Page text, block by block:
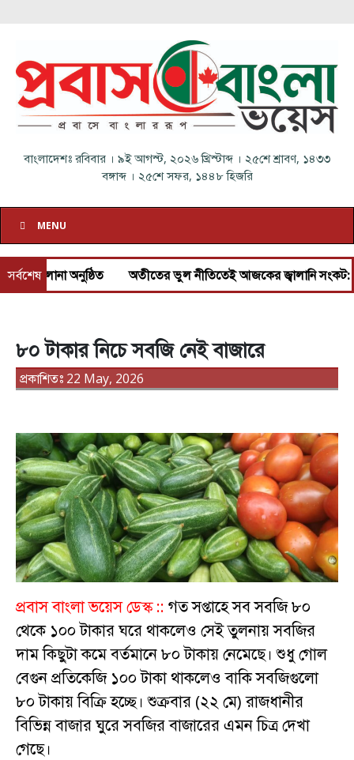
বাংলাদেশঃরবিবার । ৯ই আগস্ট, ২০২৬ খ্রিস্টাব্দ । ২৫শে শ্রাবণ, ১৪৩৩
বঙ্গাব্দ। ২৫শে সফর, ১৪৪৮ হিজরি
MENU
সর্বশেষ
অনুষ্ঠিত অতীতের ভুল নীতিতেই আজকের জ্বালানি সংকট: প্রধানমন্ত্রী
৮০ টাকার নিচে সবজি নেই বাজারে
প্রকাশিতঃ 22 May, 2026
প্রবাস বাংলা ভয়েস ডেস্ক :: গত সপ্তাহে সব সবজি ৮০
থেকে ১০০ টাকার ঘরে থাকলেও সেই তুলনায় সবজির
দাম কিছুটা কমে বর্তমানে ৮০ টাকায় নেমেছে। শুধু গোল
বেগুন প্রতিকেজি ১০০ টাকা থাকলেও বাকি সবজিগুলো
৮০ টাকায় বিক্রি হচ্ছে। শুক্রবার (২২ মে) রাজধানীর
বিভিন্ন বাজার ঘুরে সবজির বাজারের এমন চিত্র দেখা
গেছে।